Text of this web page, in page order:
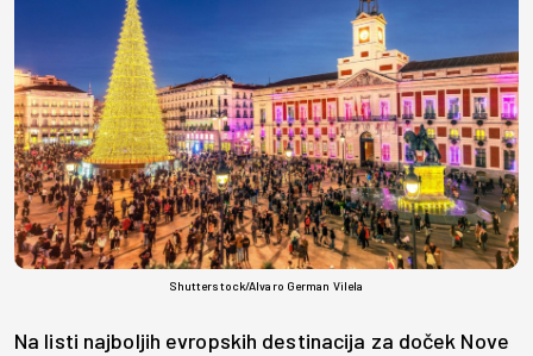
Shutterstock/Alvaro German Vilela
Na listi najboljih evropskih destinacija za doček Nove